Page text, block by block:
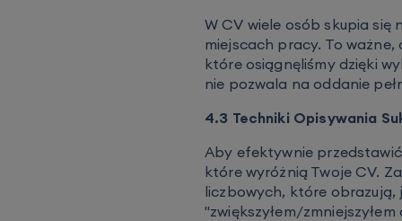
W CV wiele osób skupia
miejscach pracy. To
które osiągnęliśmy dzięki
nie pozwala na oddanie
4.3 Techniki Opisywania
Aby efektywnie
które wyróżnią Twoje CV.
liczbowych, które obrazują,
"zwiększyłem/